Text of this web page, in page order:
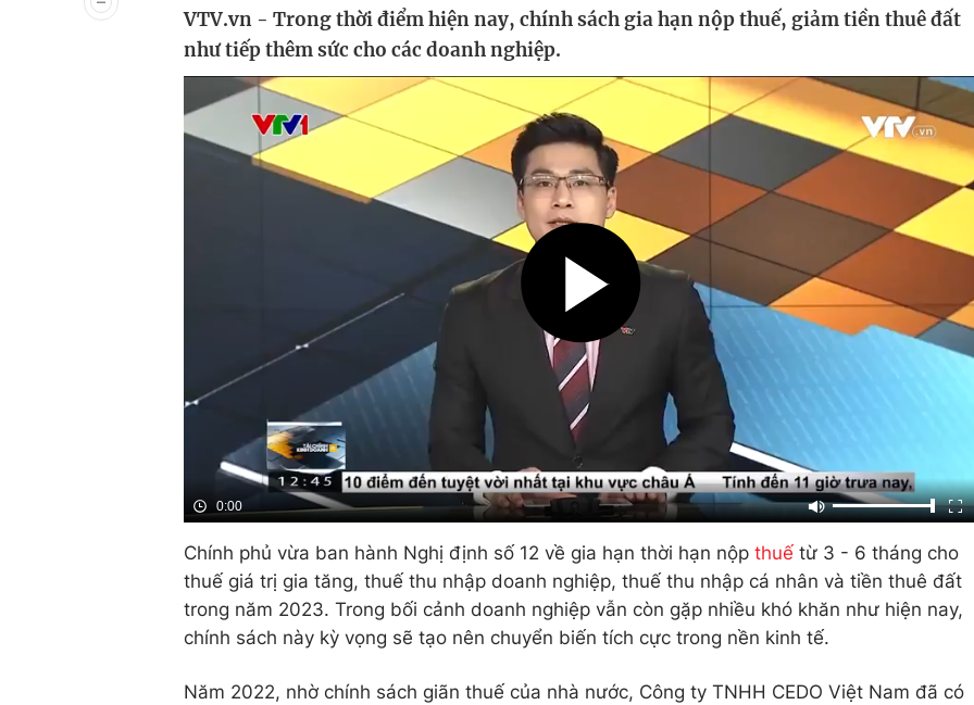
Chất lượng cuộc sống
Thị trường
Tư vấn
VTV.vn - Trong thời điểm hiện nay, chính sách gia hạn nộp thuế, giảm tiền thuê đất
như tiếp thêm sức cho các doanh nghiệp.
0:00
Chính phủ vừa ban hành Nghị định số 12 về gia hạn thời hạn nộp thuế từ 3 - 6 tháng cho
thuế giá trị gia tăng, thuế thu nhập doanh nghiệp, thuế thu nhập cá nhân và tiền thuê đất
trong năm 2023. Trong bối cảnh doanh nghiệp vẫn còn gặp nhiều khó khăn như hiện nay,
chính sách này kỳ vọng sẽ tạo nên chuyển biến tích cực trong nền kinh tế.
Năm 2022, nhờ chính sách giãn thuế của nhà nước, Công ty TNHH CEDO Việt Nam đã có